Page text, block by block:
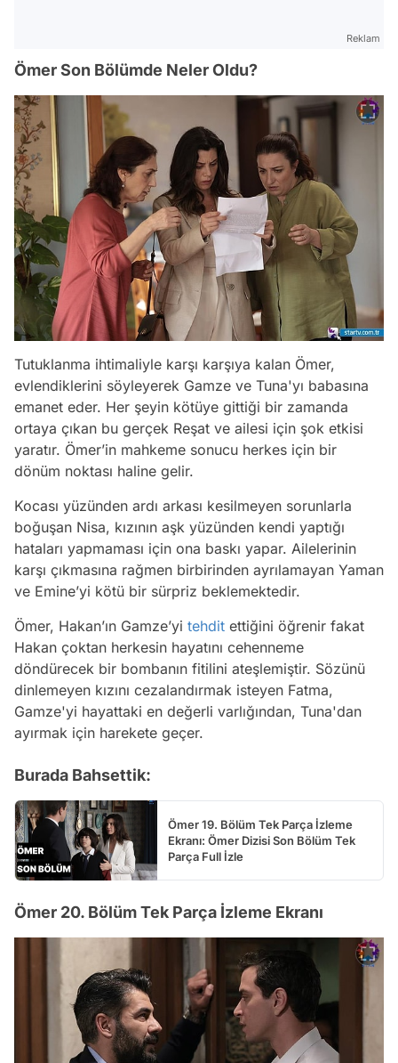
Reklam
Ömer Son Bölümde Neler Oldu?
Tutuklanma ihtimaliyle karşı karşıya kalan Ömer,
evlendiklerini söyleyerek Gamze ve Tuna'yı babasına
emanet eder. Her şeyin kötüye gittiği bir zamanda
ortaya çıkan bu gerçek Reşat ve ailesi için şok etkisi
yaratır. Ömer’in mahkeme sonucu herkes için bir
dönüm noktası haline gelir.
Kocası yüzünden ardı arkası kesilmeyen sorunlarla
boğuşan Nisa, kızının aşk yüzünden kendi yaptığı
hataları yapmaması için ona baskı yapar. Ailelerinin
karşı çıkmasına rağmen birbirinden ayrılamayan Yaman
ve Emine’yi kötü bir sürpriz beklemektedir.
Ömer, Hakan’ın Gamze’yi tehdit ettiğini öğrenir fakat
Hakan çoktan herkesin hayatını cehenneme
döndürecek bir bombanın fitilini ateşlemiştir. Sözünü
dinlemeyen kızını cezalandırmak isteyen Fatma,
Gamze'yi hayattaki en değerli varlığından, Tuna'dan
ayırmak için harekete geçer.
Burada Bahsettik:
Ömer 19. Bölüm Tek Parça İzleme
Ekranı: Ömer Dizisi Son Bölüm Tek
Parça Full İzle
Ömer 20. Bölüm Tek Parça İzleme Ekranı